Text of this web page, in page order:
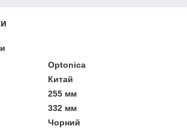
Optonica
Китай
255 мм
332 мм
Чорний